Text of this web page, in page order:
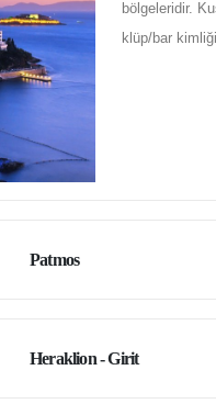
bölgeleridir.
klüp/bar
Patmos
Heraklion - Girit